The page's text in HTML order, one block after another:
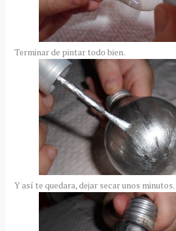
Terminar de pintar todo bien.
Y así te quedara, dejar secar unos minutos.